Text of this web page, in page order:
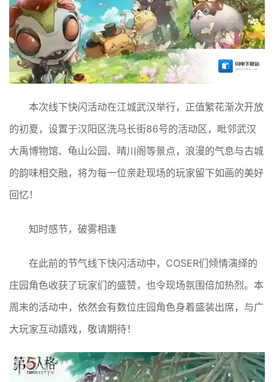
本次线下快闪活动在江城武汉举行，正值繁花渐次开放
的初夏，设置于汉阳区洗马长街86号的活动区，毗邻武汉
大禹博物馆、龟山公园、晴川阁等景点，浪漫的气息与古城
的韵味相交融，将为每一位亲赴现场的玩家留下如画的美好
回忆！
知时感节，破雾相逢
在此前的节气线下快闪活动中，COSER们倾情演绎的
庄园角色收获了玩家们的盛赞，也令现场氛围倍加热烈。本
周末的活动中，依然会有数位庄园角色身着盛装出席，与广
大玩家互动嬉戏，敬请期待！